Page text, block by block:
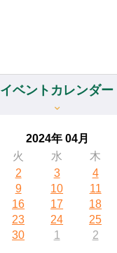
イベントカレンダー
2024年 04月
火 水 木
2 3 4
9 10 11
16 17 18
23 24 25
30 1 2